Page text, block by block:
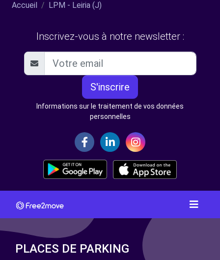
Accueil LPM - Leiria (J)
Inscrivez-vous à notre newsletter :
S'inscrire
Informations sur le traitement de vos données
personnelles
PLACES DE PARKING